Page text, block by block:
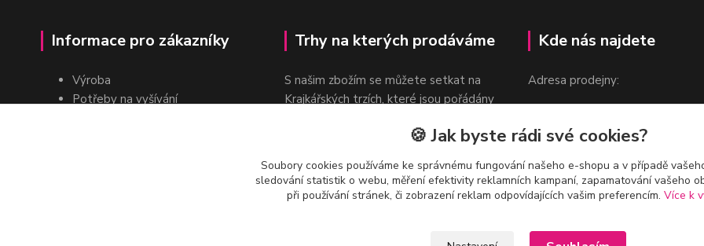
Informace pro zákazníky
Výroba
Potřeby na vyšívání
Trhy na kterých prodáváme
S našim zbožím se můžete setkat na
Krajkářských trzích, které jsou pořádány
Kde nás najdete
Adresa prodejny:
v blízkosti stanice Metra B -
Českomoravská
🍪 Jak byste rádi své cookies?
Soubory cookies používáme ke správnému fungování našeho e-shopu a v případě
sledování statistik o webu, měření efektivity reklamních kampaní, zapamatování vašeho
při používání stránek, či zobrazení reklam odpovídajících vašim preferencím. Více k